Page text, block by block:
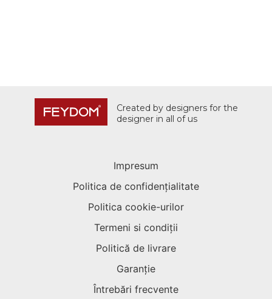
Created by designers for the
designer in all of us
Impresum
Politica de confidențialitate
Politica cookie-urilor
Termeni si condiții
Politică de livrare
Garanție
Întrebări frecvente